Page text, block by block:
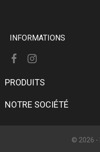
INFORMATIONS
PRODUITS
NOTRE SOCIÉTÉ
© 2026 -